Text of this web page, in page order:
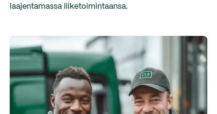
laajentamassa liiketoimintaansa.